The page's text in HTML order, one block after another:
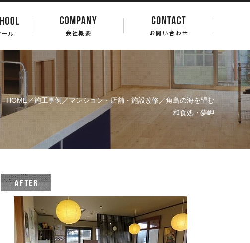
HOME／施工事例 ／マンション・店舗・施設改修 ／角島の海を望む
和食処・夢岬